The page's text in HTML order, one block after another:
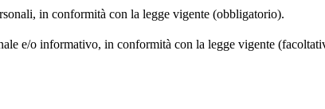
in conformità con la legge vigente (obbligatorio).
e/o informativo, in conformità con la legge vigente